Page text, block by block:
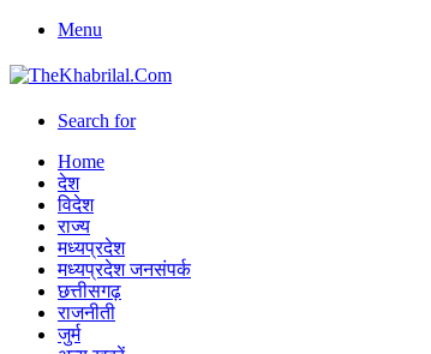
Menu
Search for
Home
देश
विदेश
राज्य
मध्यप्रदेश
मध्यप्रदेश जनसंपर्क
छत्तीसगढ़
राजनीती
जुर्म